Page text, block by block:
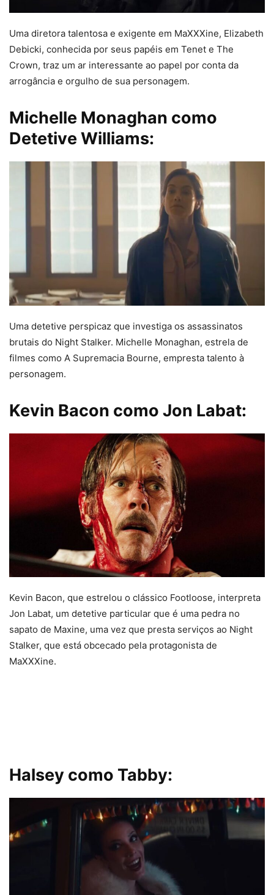
Uma diretora talentosa e exigente em MaXXXine, Elizabeth
Debicki, conhecida por seus papéis em Tenet e The
Crown, traz um ar interessante ao papel por conta da
arrogância e orgulho de sua personagem.
Michelle Monaghan como
Detetive Williams:
Uma detetive perspicaz que investiga os assassinatos
brutais do Night Stalker. Michelle Monaghan, estrela de
filmes como A Supremacia Bourne, empresta talento à
personagem.
Kevin Bacon como Jon Labat:
Kevin Bacon, que estrelou o clássico Footloose, interpreta
Jon Labat, um detetive particular que é uma pedra no
sapato de Maxine, uma vez que presta serviços ao Night
Stalker, que está obcecado pela protagonista de
MaXXXine.
Halsey como Tabby: